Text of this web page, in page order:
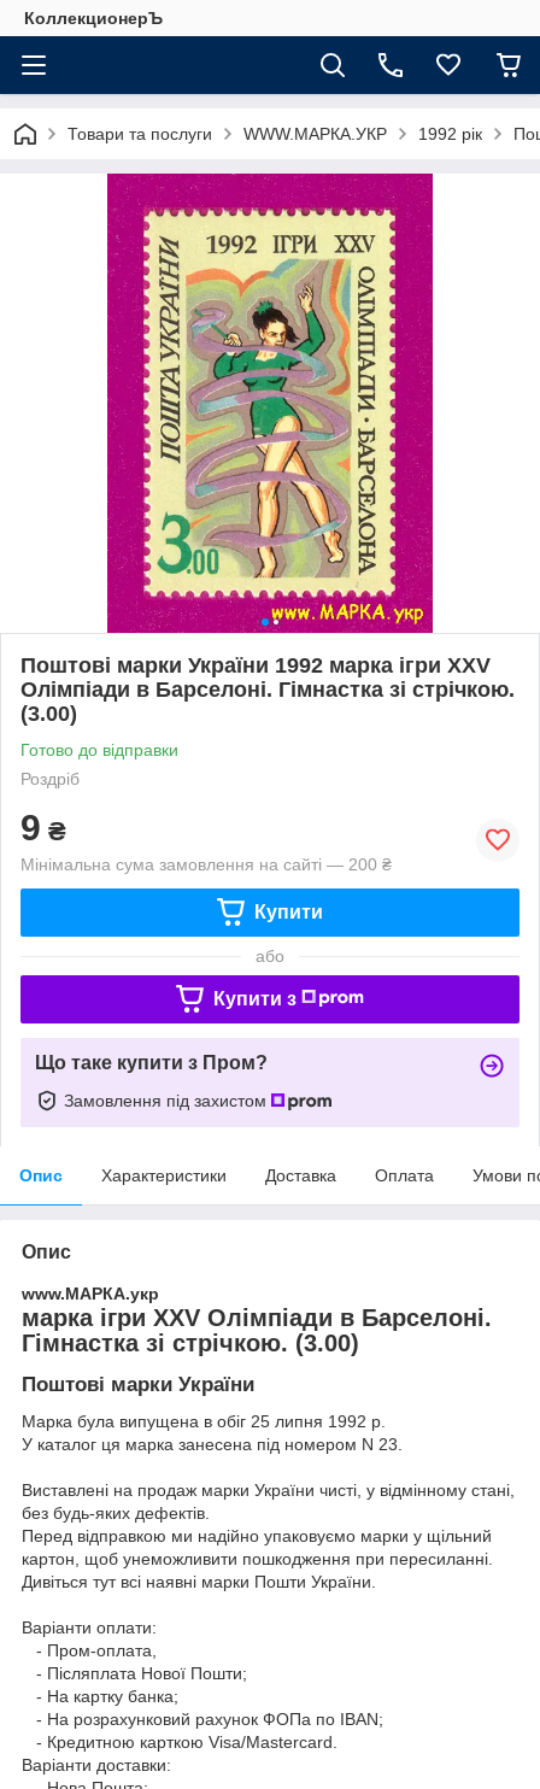
КоллекционерЪ
Товари та послуги WWW.МАРКА.УКР 1992 рік
Поштові марки України 1992 марка ігри XXV
Олімпіади в Барселоні. Гімнастка зі стрічкою.
(3.00)
Готово до відправки
Роздріб
9 ₴
Мінімальна сума замовлення на сайті — 200 ₴
Купити
або
Купити з
Що таке купити з Пром?
Замовлення під захистом
Опис Характеристики Доставка Оплата Умови
Опис
www.МАРКА.укр
марка ігри XXV Олімпіади в Барселоні.
Гімнастка зі стрічкою. (3.00)
Поштові марки України
Марка була випущена в обіг 25 липня 1992 р.
У каталог ця марка занесена під номером N 23.
Виставлені на продаж марки України чисті, у відмінному стані,
без будь-яких дефектів.
Перед відправкою ми надійно упаковуємо марки у щільний
картон, щоб унеможливити пошкодження при пересиланні.
Дивіться тут всі наявні марки Пошти України.
Варіанти оплати:
- Пром-оплата,
- Післяплата Нової Пошти;
- На картку банка;
- На розрахунковий рахунок ФОПа по IBAN;
- Кредитною карткою Visa/Mastercard.
Варіанти доставки: